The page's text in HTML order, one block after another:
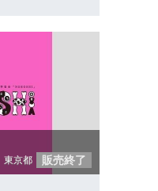
東京都 販売終了